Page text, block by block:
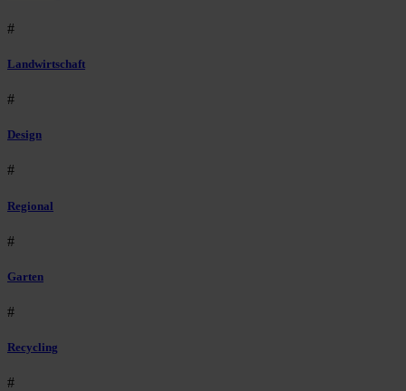
#
Landwirtschaft
#
Design
#
Regional
#
Garten
#
Recycling
#